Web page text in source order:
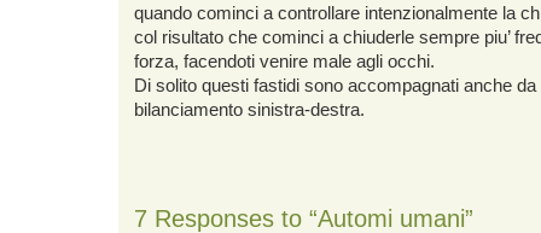
quando cominci a controllare intenzionalmente la
col risultato che cominci a chiuderle sempre piu’
forza, facendoti venire male agli occhi.
Di solito questi fastidi sono accompagnati anche da
bilanciamento sinistra-destra.
7 Responses to “Automi umani”